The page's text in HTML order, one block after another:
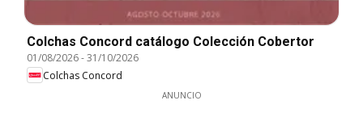
Colchas Concord catálogo Colección Cobertor
01/08/2026-31/10/2026
Colchas Concord
ANUNCIO